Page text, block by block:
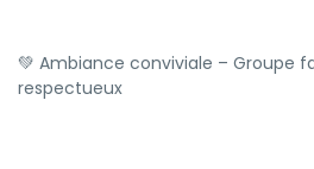
💚 Ambiance conviviale – Groupe
respectueux